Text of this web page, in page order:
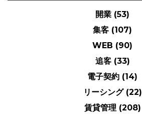
開業 (53)
集客 (107)
WEB (90)
追客 (33)
電子契約 (14)
リーシング (22)
賃貸管理 (208)